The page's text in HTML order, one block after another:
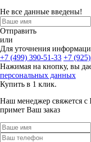
Не все данные введены!
Отправить
или
Для уточнения
+7 (499) 390-51-33 +7
Нажимая на кнопку, вы
персональных данных
Купить в 1 клик.
Наш менеджер свяжется с
примет Ваш заказ